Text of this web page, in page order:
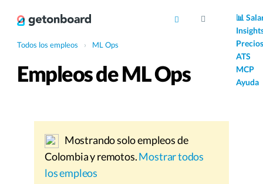
📊
Precios
ATS
MCP
Ayuda
Todos los empleos › ML Ops
Empleos de ML Ops
Mostrando solo empleos de
Colombia y remotos.Mostrar todos
los empleos